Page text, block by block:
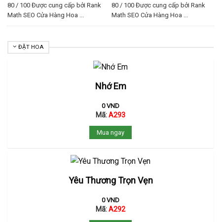
80 / 100 Được cung cấp bởi Rank
Math SEO Cửa Hàng Hoa ...
80 / 100 Được cung cấp bởi Rank
Math SEO Cửa Hàng Hoa ...
ĐẶT HOA
Nhớ Em
0VND
Mã:A293
Mua ngay
Yêu Thương Trọn Vẹn
0VND
Mã:A292